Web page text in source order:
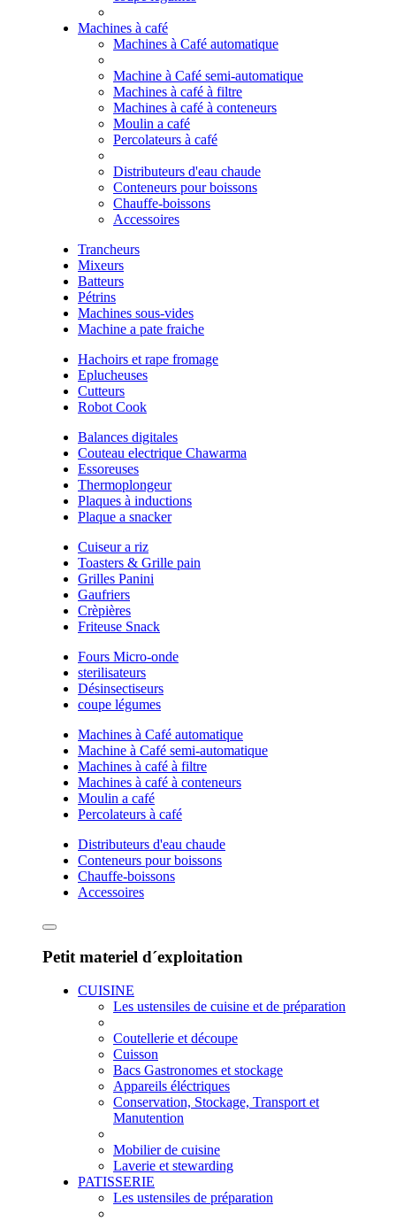
Machines à café
Machines à Café automatique
Machine à Café semi-automatique
Machines à café à filtre
Machines à café à conteneurs
Moulin a café
Percolateurs à café
Distributeurs d'eau chaude
Conteneurs pour boissons
Chauffe-boissons
Accessoires
Trancheurs
Mixeurs
Batteurs
Pétrins
Machines sous-vides
Machine a pate fraiche
Hachoirs et rape fromage
Eplucheuses
Cutteurs
Robot Cook
Balances digitales
Couteau electrique Chawarma
Essoreuses
Thermoplongeur
Plaques à inductions
Plaque a snacker
Cuiseur a riz
Toasters & Grille pain
Grilles Panini
Gaufriers
Crèpières
Friteuse Snack
Fours Micro-onde
sterilisateurs
Désinsectiseurs
coupe légumes
Machines à Café automatique
Machine à Café semi-automatique
Machines à café à filtre
Machines à café à conteneurs
Moulin a café
Percolateurs à café
Distributeurs d'eau chaude
Conteneurs pour boissons
Chauffe-boissons
Accessoires
Petit materiel d´exploitation
CUISINE
Les ustensiles de cuisine et de préparation
Coutellerie et découpe
Cuisson
Bacs Gastronomes et stockage
Appareils éléctriques
Conservation, Stockage, Transport et
Manutention
Mobilier de cuisine
Laverie et stewarding
PATISSERIE
Les ustensiles de préparation